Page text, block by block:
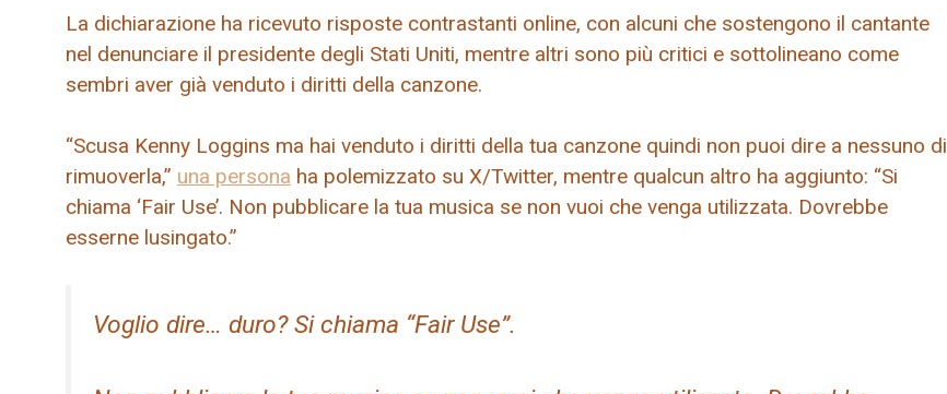
La dichiarazione ha ricevuto risposte contrastanti online, con alcuni che sostengono il cantante
nel denunciare il presidente degli Stati Uniti, mentre altri sono più critici e sottolineano come
sembri aver già venduto i diritti della canzone.
“Scusa Kenny Loggins ma hai venduto i diritti della tua canzone quindi non puoi dire a nessuno di
rimuoverla,” una persona ha polemizzato su X/Twitter, mentre qualcun altro ha aggiunto: “Si
chiama ‘Fair Use’. Non pubblicare la tua musica se non vuoi che venga utilizzata. Dovrebbe
esserne lusingato.”
Voglio dire… duro? Si chiama “Fair Use”.